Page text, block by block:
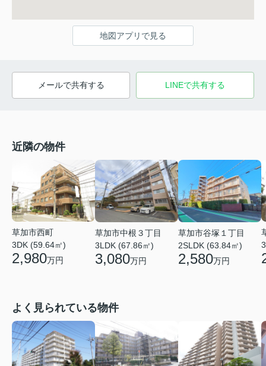
地図アプリで見る
メールで共有する LINEで共有する
近隣の物件
草加市西町
3DK (59.64㎡)
2,980万円
草加市中根３丁目
3LDK (67.86㎡)
3,080万円
草加市谷塚１丁目
2SLDK (63.84㎡)
2,580万円
よく見られている物件